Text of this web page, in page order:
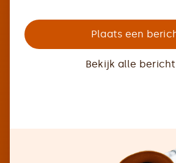
Plaats een
Bekijk alle